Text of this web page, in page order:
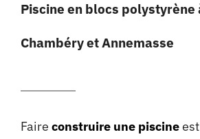
Nos prix
Piscine en blocs polystyrène
Chambéry et Annemasse
Faire construire une piscine